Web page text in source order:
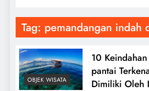
Tag: pemandangan indah
OBJEK WISATA
10
pantai
Dimiliki Oleh